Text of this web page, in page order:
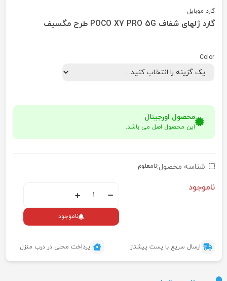
گارد موبایل
گارد ژلهای شفاف POCO X7 PRO 5G طرح مگسیف
Color
محصول اورجینال
این محصول اصل می باشد.
شناسه محصول:نامعلوم
ناموجود
ناموجود
ارسال سریع با پست پیشتاز پرداخت محلی در درب منزل